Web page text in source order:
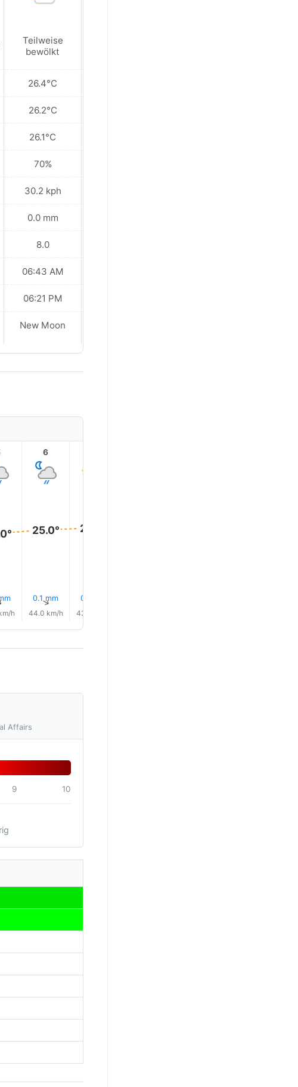
Teilweise
bewölkt
26.4°C
26.2°C
26.1°C
70%
30.2 kph
0.0 mm
8.0
06:43 AM
06:21 PM
New Moon
h
6
25.0°
0.1 mm
↑
44.0 km/h
25.0°
0.1 mm
43.0 km/h
Affairs
9 10